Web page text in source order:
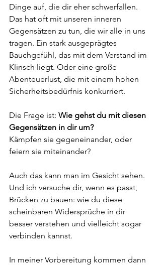
Dinge auf, die dir eher schwerfallen.
Das hat oft mit unseren inneren
Gegensätzen zu tun, die wir alle in uns
tragen. Ein stark ausgeprägtes
Bauchgefühl, das mit dem Verstand im
Klinsch liegt. Oder eine große
Abenteuerlust, die mit einem hohen
Sicherheitsbedürfnis konkurriert.
Die Frage ist: Wie gehst du mit diesen
Gegensätzen in dir um?
Kämpfen sie gegeneinander, oder
feiern sie miteinander?
Auch das kann man im Gesicht sehen.
Und ich versuche dir, wenn es passt,
Brücken zu bauen: wie du diese
scheinbaren Widersprüche in dir
besser verstehen und vielleicht sogar
verbinden kannst.
In meiner Vorbereitung kommen dann